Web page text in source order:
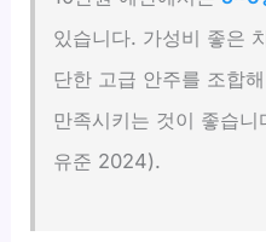
있습니다. 가성비 좋은
단한 고급 안주를 조합
만족시키는 것이 좋습
유준 2024).